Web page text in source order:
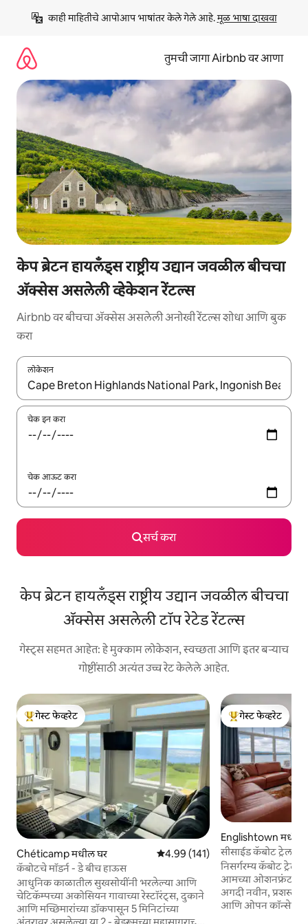
काही माहितीचे आपोआप भाषांतर केले गेले आहे. मूळ भाषा दाखवा
तुमची जागा Airbnb वर आणा
केप ब्रेटन हायलँड्स राष्ट्रीय उद्यान जवळील बीचचा
ॲक्सेस असलेली व्हेकेशन रेंटल्स
Airbnb वर बीचचा ॲक्सेस असलेली अनोखी रेंटल्स शोधा आणि बुक
करा
लोकेशन
जेव्हा परिणाम उपलब्ध असतील, तेव्हा वरच्या आणि खाली बाणांच्या किजसह
चेक इन करा
चेक आऊट करा
सर्च करा
केप ब्रेटन हायलँड्स राष्ट्रीय उद्यान जवळील बीचचा
ॲक्सेस असलेली टॉप रेटेड रेंटल्स
गेस्ट्स सहमत आहेत: हे मुक्काम लोकेशन, स्वच्छता आणि इतर बऱ्याच
गोष्टींसाठी अत्यंत उच्च रेट केलेले आहेत.
टॉप गेस्ट फेव्हरेट
गेस्ट फेव्हरेट
Chéticamp मधील घर 5 पैकी 4.99 सरासरी रेटिंग, 141 रिव्ह्यूज
4.99 (141)
कॅबोटचे मॉडर्न - डे बीच हाऊस
आधुनिक काळातील सुखसोयींनी भरलेल्या आणि
चेटिकॅम्पच्या अकोसियन गावाच्या रेस्टॉरंट्स, दुकाने
आणि मच्छिमारांच्या डॉकपासून 5 मिनिटांच्या
टॉप गेस्ट फेव्हरेट
गेस्ट फेव्हरेट
Englishtown मधील
सीसाईड कॅबोट ट्रेल
निसर्गरम्य कॅबोट
आमच्या ओशनफ्रंट
अगदी नवीन, प्रशस्त
आणि ओपन कॉन्सेप्ट